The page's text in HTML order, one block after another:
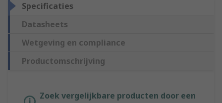
Specificaties
Datasheets
Wetgeving en compliance
Productomschrijving
Zoek vergelijkbare producten door een